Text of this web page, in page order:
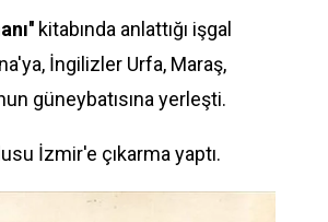
kitabında anlattığı işgal
İngilizler Urfa, Maraş,
güneybatısına yerleşti.
İzmir'e çıkarma yaptı.